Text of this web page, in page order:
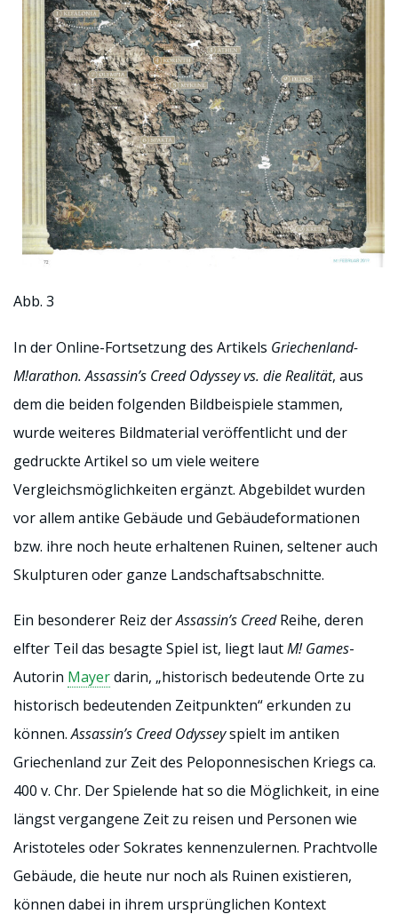
Abb. 3
In der Online-Fortsetzung des Artikels Griechenland-
M!arathon. Assassin’s Creed Odyssey vs. die Realität, aus
dem die beiden folgenden Bildbeispiele stammen,
wurde weiteres Bildmaterial veröffentlicht und der
gedruckte Artikel so um viele weitere
Vergleichsmöglichkeiten ergänzt. Abgebildet wurden
vor allem antike Gebäude und Gebäudeformationen
bzw. ihre noch heute erhaltenen Ruinen, seltener auch
Skulpturen oder ganze Landschaftsabschnitte.
Ein besonderer Reiz derAssassin’s CreedReihe, deren
elfter Teil das besagte Spiel ist, liegt lautM! Games-
Autorin Mayerdarin, „historisch bedeutende Orte zu
historisch bedeutenden Zeitpunkten“ erkunden zu
können.Assassin’s Creed Odysseyspielt im antiken
Griechenland zur Zeit des Peloponnesischen Kriegs ca.
400 v. Chr. Der Spielende hat so die Möglichkeit, in eine
längst vergangene Zeit zu reisen und Personen wie
Aristoteles oder Sokrates kennenzulernen. Prachtvolle
Gebäude, die heute nur noch als Ruinen existieren,
können dabei in ihrem ursprünglichen Kontext